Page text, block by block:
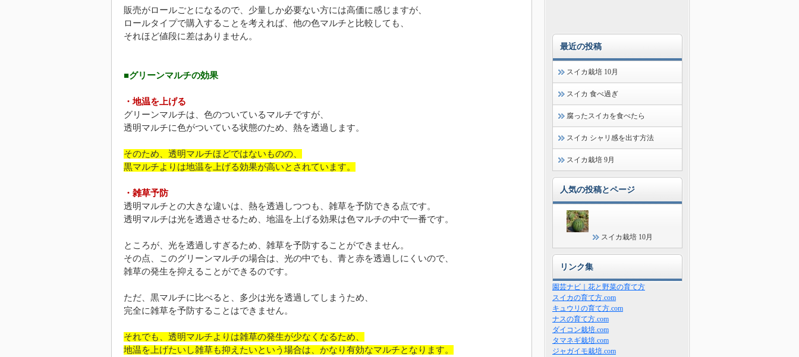
販売がロールごとになるので、少量しか必要ない方には高価に感じますが、
ロールタイプで購入することを考えれば、他の色マルチと比較しても、
それほど値段に差はありません。
■グリーンマルチの効果
・地温を上げる
グリーンマルチは、色のついているマルチですが、
透明マルチに色がついている状態のため、熱を透過します。
そのため、透明マルチほどではないものの、
黒マルチよりは地温を上げる効果が高いとされています。
・雑草予防
透明マルチとの大きな違いは、熱を透過しつつも、雑草を予防できる点です。
透明マルチは光を透過させるため、地温を上げる効果は色マルチの中で一番です。
ところが、光を透過しすぎるため、雑草を予防することができません。
その点、このグリーンマルチの場合は、光の中でも、青と赤を透過しにくいので、
雑草の発生を抑えることができるのです。
ただ、黒マルチに比べると、多少は光を透過してしまうため、
完全に雑草を予防することはできません。
それでも、透明マルチよりは雑草の発生が少なくなるため、
地温を上げたいし雑草も抑えたいという場合は、かなり有効なマルチとなります。
最近の投稿
スイカ栽培 10月
スイカ 食べ過ぎ
腐ったスイカを食べたら
スイカ シャリ感を出す方法
スイカ栽培 9月
人気の投稿とページ
スイカ栽培 10月
リンク集
園芸ナビ｜花と野菜の育て方
スイカの育て方.com
キュウリの育て方.com
ナスの育て方.com
ダイコン栽培.com
タマネギ栽培.com
ジャガイモ栽培.com